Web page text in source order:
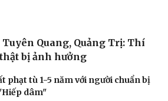
Diễn biến vụ bảo mẫu bạo hành hai
vụ nữ sinh tử vong ở Vĩnh